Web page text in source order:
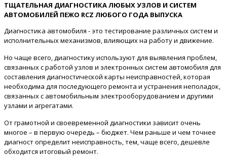
ТЩАТЕЛЬНАЯ ДИАГНОСТИКА ЛЮБЫХ УЗЛОВ И СИСТЕМ
АВТОМОБИЛЕЙ ПЕЖО RCZ ЛЮБОГО ГОДА ВЫПУСКА
Диагностика автомобиля - это тестирование различных систем и
исполнительных механизмов, влияющих на работу и движение.
Но чаще всего, диагностику используют для выявления проблем,
связанных с работой узлов и электронных систем автомобиля для
составления диагностической карты неисправностей, которая
необходима для последующего ремонта и устранения неполадок,
связанных с автомобильным электрооборудованием и другими
узлами и агрегатами.
От грамотной и своевременной диагностики зависит очень
многое – в первую очередь – бюджет. Чем раньше и чем точнее
диагност определит неисправность, тем, чаще всего, дешевле
обходится итоговый ремонт.